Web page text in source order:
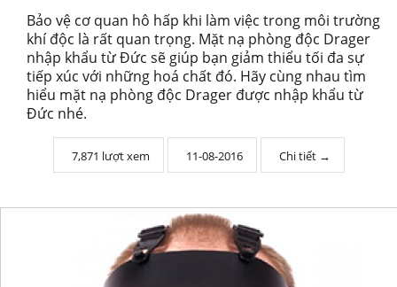
Bảo vệ cơ quan hô hấp khi làm việc trong môi trường
khí độc là rất quan trọng. Mặt nạ phòng độc Drager
nhập khẩu từ Đức sẽ giúp bạn giảm thiểu tối đa sự
tiếp xúc với những hoá chất đó. Hãy cùng nhau tìm
hiểu mặt nạ phòng độc Drager được nhập khẩu từ
Đức nhé.
7,871 lượt xem 11-08-2016 Chi tiết →